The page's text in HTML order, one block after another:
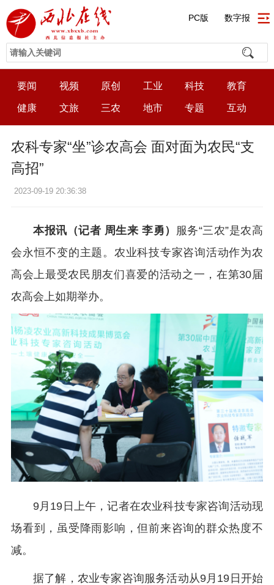
PC版 数字报
要闻 视频 原创 工业 科技 教育
健康 文旅 三农 地市 专题 互动
农科专家“坐”诊农高会 面对面为农民“支
高招”
2023-09-19 20:36:38
本报讯（记者 周生来 李勇）
服务“三农”是农高
会永恒不变的主题。农业科技专家咨询活动作为农
高会上最受农民朋友们喜爱的活动之一，在第30届
农高会上如期举办。
9月19日上午，记者在农业科技专家咨询活动现
场看到，虽受降雨影响，但前来咨询的群众热度不
减。
据了解，农业专家咨询服务活动从9月19日开始